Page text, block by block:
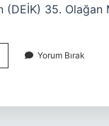
(DEİK) 35. Olağan
Yorum Bırak